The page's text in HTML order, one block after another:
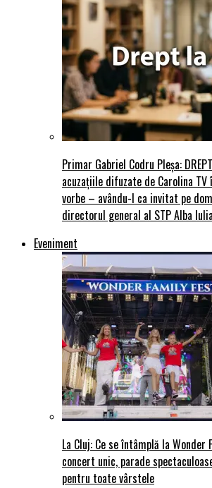
Primar Gabriel Codru Pleșa:
acuzațiile difuzate de Carolina TV
vorbe – avându-l ca invitat pe
directorul general al STP Alba
Eveniment
La Cluj: Ce se întâmplă la Wonder
concert unic, parade
pentru toate vârstele